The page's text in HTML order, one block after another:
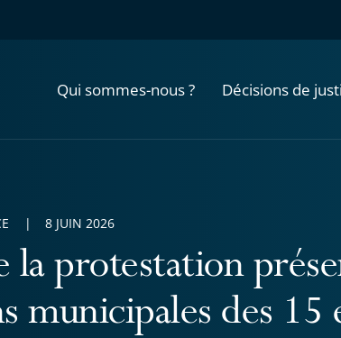
Qui sommes-nous ? Décisions de
la protestation
municipales des 15
8 JUIN 2026